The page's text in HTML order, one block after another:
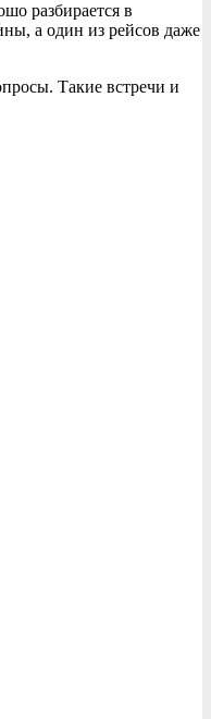
разбирается в
а один из рейсов даже
Такие встречи и